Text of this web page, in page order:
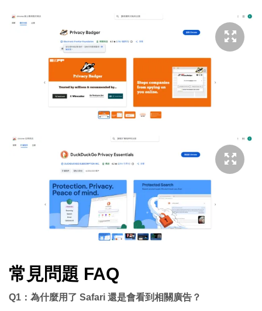
常見問題 FAQ
Q1：為什麼用了 Safari 還是會看到相關廣告？